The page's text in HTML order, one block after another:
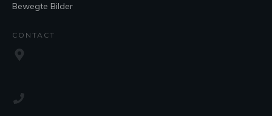
Bewegte Bilder
CONTACT